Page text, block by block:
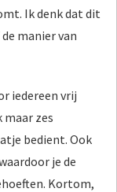
Ik denk dat dit
manier van
iedereen vrij
zes
bedient. Ook
je de
Kortom,